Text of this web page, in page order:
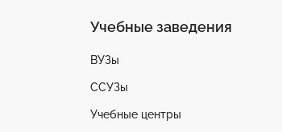
Учебные заведения
ВУЗы
ССУЗы
Учебные центры